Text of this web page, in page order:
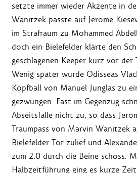
setzte immer wieder Akzente in
Wanitzek passte auf Jerome
im Strafraum zu Mohammed
doch ein Bielefelder klärte den
geschlagenen Keeper kurz vor der
Wenig später wurde Odisseas
Kopfball von Manuel Junglas zu
gezwungen. Fast im Gegenzug
Abseitsfalle nicht zu, so dass
Traumpass von Marvin Wanitzek
Bielefelder Tor zulief und
zum 2:0 durch die Beine schoss.
Halbzeitführung ging es kurze